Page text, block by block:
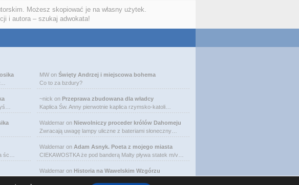
Możesz skopiować je na własny użytek.
i autora – szukaj adwokata!
śc…
MW on Święty Andrzej i miejscowa bohema
Co to za bzdury?
~nick on Przeprawa zbudowana dla władcy
Kaplica Św. Anny pierwotnie kaplica rzymsko-katoli…
Waldemar on Niewolniczy proceder królów Dahomeju
Zwracają uwagę lampy uliczne z bateriami słoneczny…
Waldemar on Adam Asnyk. Poeta z mojego miasta
CIEKAWOSTKA że pod banderą Malty pływa statek m/v…
Waldemar on Historia na Wawelskim Wzgórzu